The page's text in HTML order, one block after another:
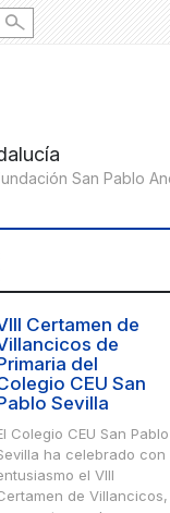
Certamen de
de
del
CEU San
Sevilla
Colegio CEU San Pablo
ha celebrado con
el VIII
de Villancicos,